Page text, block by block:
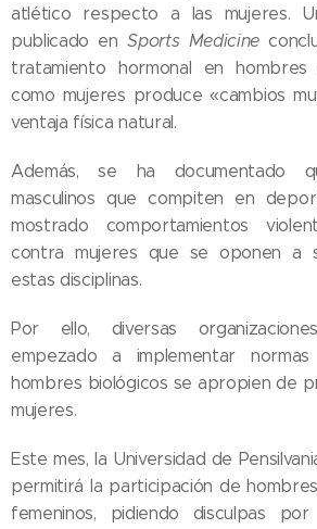
atlético respecto a las mujeres.
publicado enSports Medicine
tratamiento hormonal en
como mujeres produce «cambios
ventaja física natural.
Además, se ha documentado
masculinos que compiten en
mostrado comportamientos
contra mujeres que se oponen a
estas disciplinas.
Por ello, diversas
empezado a implementar
hombres biológicos se apropien de
mujeres.
Este mes, la Universidad de
permitirá la participación de
femeninos, pidiendo disculpas